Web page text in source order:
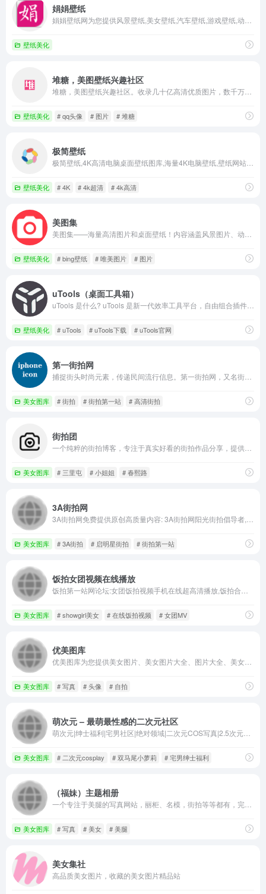
娟娟壁纸
壁纸美化
堆糖，美图壁纸兴趣社区
壁纸美化 # qq头像 # 图片 # 堆糖
极简壁纸
壁纸美化 # 4K # 4k超清 # 4k高清
美图集
壁纸美化 # bing壁纸 # 唯美图片 # 图片
uTools（桌面工具箱）
壁纸美化 # uTools # uTools下载 # uTools官网
第一街拍网
美女图库 # 街拍 # 街拍第一站 # 高清街拍
街拍团
美女图库 # 三里屯 # 小姐姐 # 春熙路
3A街拍网
美女图库 # 3A街拍 # 启明星街拍 # 街拍第一站
饭拍女团视频在线播放
美女图库 # showgirl美女 # 在线饭拍视频 # 女团MV
优美图库
美女图库 # 写真 # 头像 # 自拍
萌次元 – 最萌最性感的二次元社区
美女图库 # 二次元cosplay # 双马尾小萝莉 # 宅男绅士福利
（福妹）主题相册
美女图库 # 写真 # 美女 # 美腿
美女集社
高品质美女图片，收藏的美女图片精品站